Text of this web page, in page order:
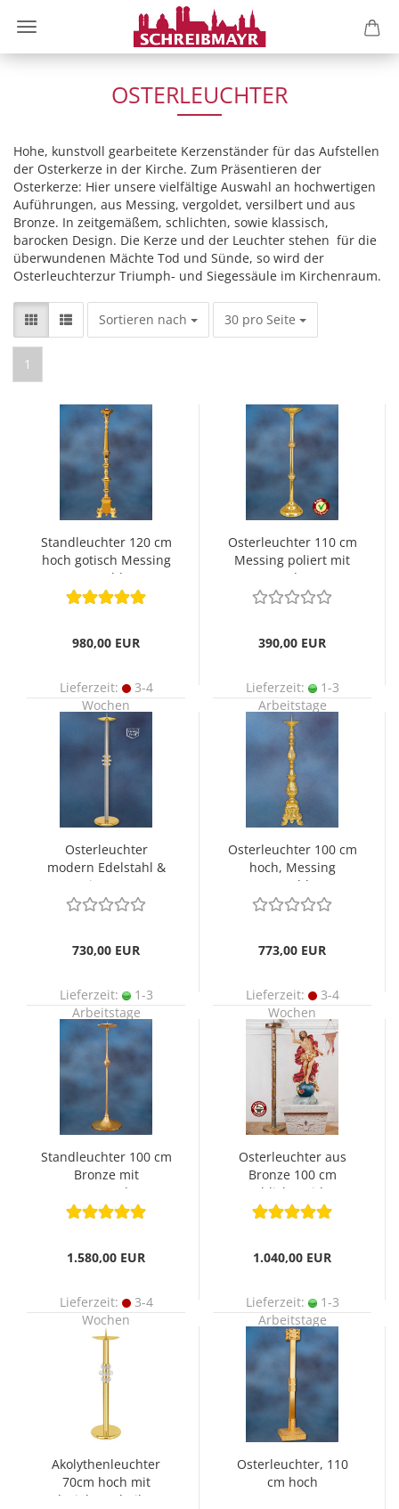
OSTERLEUCHTER
Hohe, kunstvoll gearbeitete Kerzenständer für das Aufstellen
der Osterkerze in der Kirche. Zum Präsentieren der
Osterkerze: Hier unsere vielfältige Auswahl an hochwertigen
Auführungen, aus Messing, vergoldet, versilbert und aus
Bronze. In zeitgemäßem, schlichten, sowie klassisch,
barocken Design. Die Kerze und der Leuchter stehen für die
überwundenen Mächte Tod und Sünde, so wird der
Osterleuchterzur Triumph- und Siegessäule im Kirchenraum.
Sortieren nach
Sortieren nach 30 pro Seite
pro Seite
1
Standleuchter 120 cm
hoch gotisch Messing
vergoldet
980,00 EUR
Lieferzeit:
3-4
Wochen
Osterleuchter 110 cm
Messing poliert mit
Nodus
390,00 EUR
Lieferzeit:
1-3
Arbeitstage
Osterleuchter
modern Edelstahl &
Messing 110 cm
730,00 EUR
Lieferzeit:
1-3
Arbeitstage
Osterleuchter 100 cm
hoch, Messing
vergoldet
773,00 EUR
Lieferzeit:
3-4
Wochen
Standleuchter 100 cm
Bronze mit
Kreuznodus
1.580,00 EUR
Lieferzeit:
3-4
Wochen
Osterleuchter aus
Bronze 100 cm
schlicht zeitlos
1.040,00 EUR
Lieferzeit:
1-3
Arbeitstage
Akolythenleuchter
70cm hoch mit
Plexiglas Scheiben
Osterleuchter, 110
cm hoch